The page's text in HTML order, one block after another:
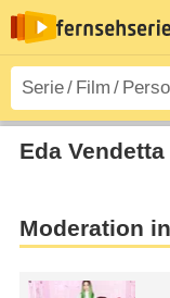
Eda Vendetta
Moderation